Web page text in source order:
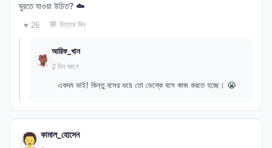
ঘুরতে যাওয়া উচিত? ☁️
♥ 26 💬 উত্তর দিন
আরিফ_খান
2 দিন আগে
একদম ভাই! কিন্তু বসের ভয়ে তো ডেস্কে বসে কাজ করতে হচ্ছে। 😭
কামাল_হোসেন